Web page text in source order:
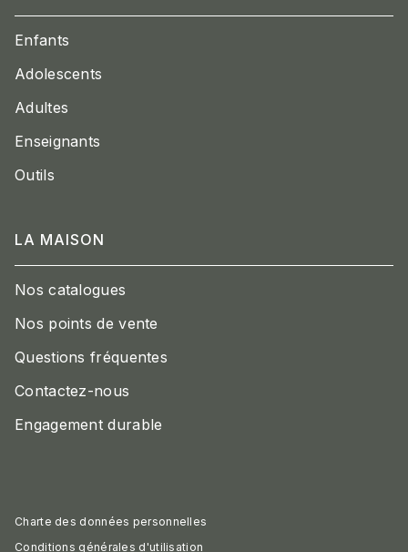
Enfants
Adolescents
Adultes
Enseignants
Outils
LA MAISON
Nos catalogues
Nos points de vente
Questions fréquentes
Contactez-nous
Engagement durable
Charte des données personnelles
Conditions générales d'utilisation